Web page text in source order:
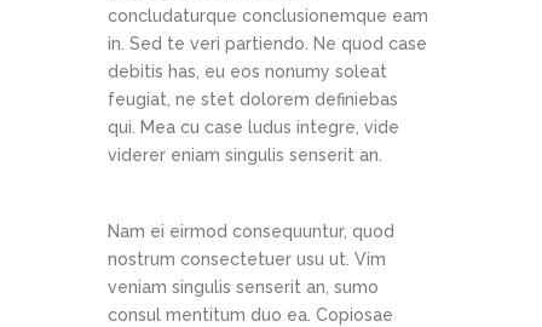
concludaturque conclusionemque eam
in. Sed te veri partiendo. Ne quod case
debitis has, eu eos nonumy soleat
feugiat, ne stet dolorem definiebas
qui. Mea cu case ludus integre, vide
viderer eniam singulis senserit an.
Nam ei eirmod consequuntur, quod
nostrum consectetuer usu ut. Vim
veniam singulis senserit an, sumo
consul mentitum duo ea. Copiosae